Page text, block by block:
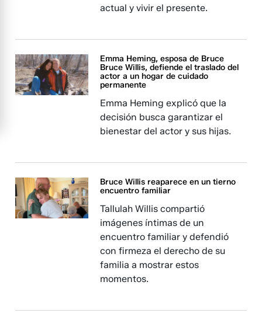
actual y vivir el presente.
Emma Heming, esposa de Bruce
Bruce Willis, defiende el traslado del
actor a un hogar de cuidado
permanente
Emma Heming explicó que la
decisión busca garantizar el
bienestar del actor y sus hijas.
Bruce Willis reaparece en un tierno
encuentro familiar
Tallulah Willis compartió
imágenes íntimas de un
encuentro familiar y defendió
con firmeza el derecho de su
familia a mostrar estos
momentos.